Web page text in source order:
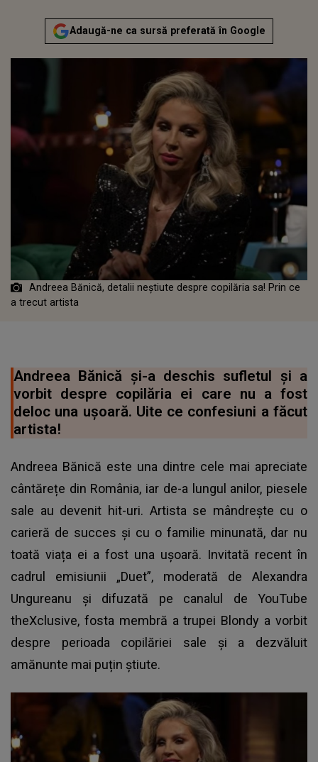
Adaugă-ne ca sursă preferată în Google
Andreea Bănică, detalii neștiute despre copilăria sa! Prin ce
a trecut artista
Andreea Bănică și-a deschis sufletul și a
vorbit despre copilăria ei care nu a fost
deloc una ușoară. Uite ce confesiuni a făcut
artista!
Andreea Bănică este una dintre cele mai apreciate
cântărețe din România, iar de-a lungul anilor, piesele
sale au devenit hit-uri. Artista se mândrește cu o
carieră de succes și cu o familie minunată, dar nu
toată viața ei a fost una ușoară. Invitată recent în
cadrul emisiunii „Duet”, moderată de Alexandra
Ungureanu și difuzată pe canalul de YouTube
theXclusive, fosta membră a trupei Blondy a vorbit
despre perioada copilăriei sale și a dezvăluit
amănunte mai puțin știute.